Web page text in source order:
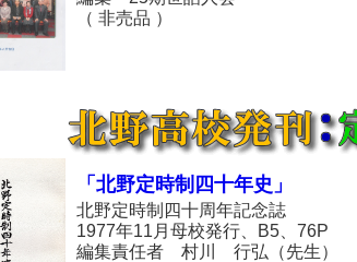
（ 非売品 ）
「北野定時制四十年史」
北野定時制四十周年記念誌
1977年11月母校発行、B5、76P
編集責任者 村川 行弘（先生）